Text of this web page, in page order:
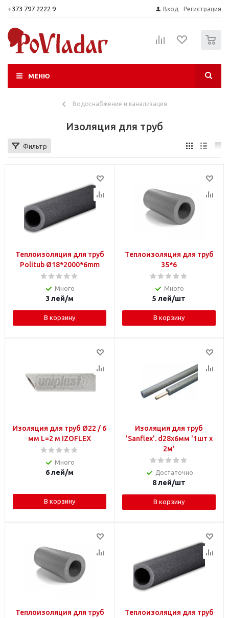
+373 797 2222 9 Вход Регистрация
МЕНЮ
Водоснабжение и канализация
Изоляция для труб
Фильтр
Теплоизоляция для труб
Politub Ø18*2000*6mm
Много
3 лей/м
В корзину
Теплоизоляция для труб
35*6
Много
5 лей/шт
В корзину
Изоляция для труб Ø22 / 6
мм L=2 м IZOFLEX
Много
6лей/м
В корзину
Изоляция для труб
'Sanfleх'. d28х6мм '1шт x
2м'
Достаточно
8лей/шт
В корзину
Теплоизоляция для труб
Теплоизоляция для труб